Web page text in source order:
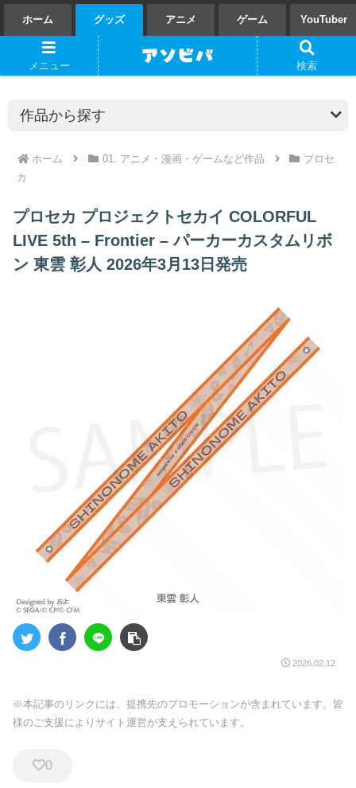
ホーム グッズ アニメ ゲーム YouTuber
ホーム 01. アニメ・漫画・ゲームなど作品
プロセ
カ
プロセカ プロジェクトセカイ COLORFUL
LIVE 5th – Frontier – パーカーカスタムリボ
ン 東雲 彰人 2026年3月13日発売
2026.02.12
※本記事のリンクには、提携先のプロモーションが含まれています。皆
様のご支援によりサイト運営が支えられています。
0
メニュー 検索